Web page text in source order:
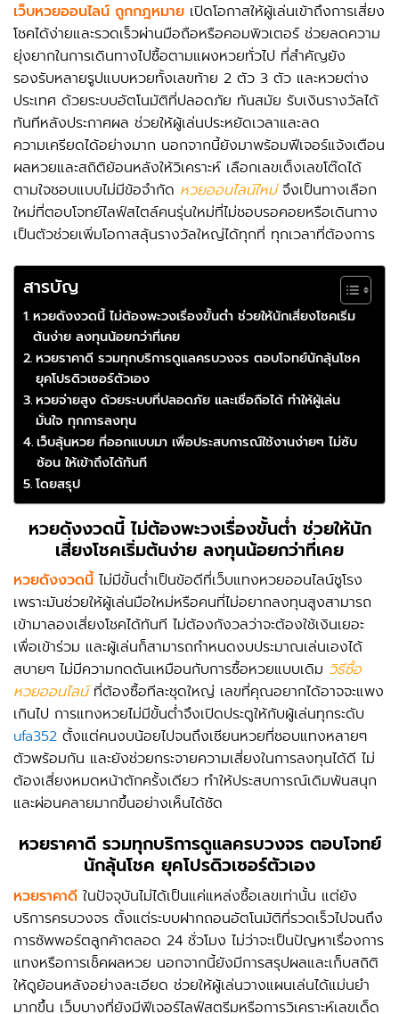
เว็บหวยออนไลน์ ถูกกฎหมาย เปิดโอกาสให้ผู้เล่นเข้าถึงการเสี่ยง
โชคได้ง่ายและรวดเร็วผ่านมือถือหรือคอมพิวเตอร์ ช่วยลดความ
ยุ่งยากในการเดินทางไปซื้อตามแผงหวยทั่วไป ที่สำคัญยัง
รองรับหลายรูปแบบหวยทั้งเลขท้าย 2 ตัว 3 ตัว และหวยต่าง
ประเทศ ด้วยระบบอัตโนมัติที่ปลอดภัย ทันสมัย รับเงินรางวัลได้
ทันทีหลังประกาศผล ช่วยให้ผู้เล่นประหยัดเวลาและลด
ความเครียดได้อย่างมาก นอกจากนี้ยังมาพร้อมฟีเจอร์แจ้งเตือน
ผลหวยและสถิติย้อนหลังให้วิเคราะห์ เลือกเลขเต็งเลขโต๊ดได้
ตามใจชอบแบบไม่มีข้อจำกัด หวยออนไลน์ใหม่ จึงเป็นทางเลือก
ใหม่ที่ตอบโจทย์ไลฟ์สไตล์คนรุ่นใหม่ที่ไม่ชอบรอคอยหรือเดินทาง
เป็นตัวช่วยเพิ่มโอกาสลุ้นรางวัลใหญ่ได้ทุกที่ ทุกเวลาที่ต้องการ
สารบัญ
หวยดังงวดนี้ ไม่ต้องพะวงเรื่องขั้นต่ำ ช่วยให้นักเสี่ยงโชคเริ่ม
ต้นง่าย ลงทุนน้อยกว่าที่เคย
หวยราคาดี รวมทุกบริการดูแลครบวงจร ตอบโจทย์นักลุ้นโชค
ยุคโปรดิวเซอร์ตัวเอง
หวยจ่ายสูง ด้วยระบบที่ปลอดภัย และเชื่อถือได้ ทำให้ผู้เล่น
มั่นใจ ทุกการลงทุน
เว็บลุ้นหวย ที่ออกแบบมา เพื่อประสบการณ์ใช้งานง่ายๆ ไม่ซับ
ซ้อน ให้เข้าถึงได้ทันที
โดยสรุป
หวยดังงวดนี้ไม่ต้องพะวงเรื่องขั้นต่ำ ช่วยให้นัก
เสี่ยงโชคเริ่มต้นง่าย ลงทุนน้อยกว่าที่เคย
หวยดังงวดนี้ ไม่มีขั้นต่ำเป็นข้อดีที่เว็บแทงหวยออนไลน์ชูโรง
เพราะมันช่วยให้ผู้เล่นมือใหม่หรือคนที่ไม่อยากลงทุนสูงสามารถ
เข้ามาลองเสี่ยงโชคได้ทันที ไม่ต้องกังวลว่าจะต้องใช้เงินเยอะ
เพื่อเข้าร่วม และผู้เล่นก็สามารถกำหนดงบประมาณเล่นเองได้
สบายๆ ไม่มีความกดดันเหมือนกับการซื้อหวยแบบเดิม วิธีซื้อ
หวยออนไลน์ ที่ต้องซื้อทีละชุดใหญ่ เลขที่คุณอยากได้อาจจะแพง
เกินไป การแทงหวยไม่มีขั้นต่ำจึงเปิดประตูให้กับผู้เล่นทุกระดับ
ufa352 ตั้งแต่คนงบน้อยไปจนถึงเซียนหวยที่ชอบแทงหลายๆ
ตัวพร้อมกัน และยังช่วยกระจายความเสี่ยงในการลงทุนได้ดี ไม่
ต้องเสี่ยงหมดหน้าตักครั้งเดียว ทำให้ประสบการณ์เดิมพันสนุก
และผ่อนคลายมากขึ้นอย่างเห็นได้ชัด
หวยราคาดี รวมทุกบริการดูแลครบวงจร ตอบโจทย์
นักลุ้นโชค ยุคโปรดิวเซอร์ตัวเอง
หวยราคาดี ในปัจจุบันไม่ได้เป็นแค่แหล่งซื้อเลขเท่านั้น แต่ยัง
บริการครบวงจร ตั้งแต่ระบบฝากถอนอัตโนมัติที่รวดเร็วไปจนถึง
การซัพพอร์ตลูกค้าตลอด 24 ชั่วโมง ไม่ว่าจะเป็นปัญหาเรื่องการ
แทงหรือการเช็คผลหวย นอกจากนี้ยังมีการสรุปผลและเก็บสถิติ
ให้ดูย้อนหลังอย่างละเอียด ช่วยให้ผู้เล่นวางแผนเล่นได้แม่นยำ
มากขึ้น เว็บบางที่ยังมีฟีเจอร์ไลฟ์สตรีมหรือการวิเคราะห์เลขเด็ด